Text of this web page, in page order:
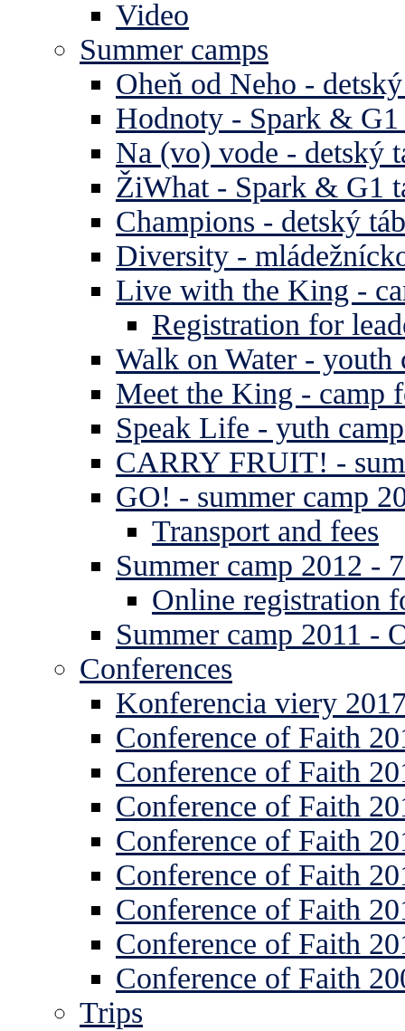
Video
Summer camps
Oheň od Neho -
Hodnoty - Spark & G1
Na (vo) vode - detský
ŽiWhat - Spark & G1
Champions - detský
Diversity -
Live with the King -
Registration for
Walk on Water - youth
Meet the King - camp
Speak Life - yuth
CARRY FRUIT! -
GO! - summer camp
Transport and fees
Summer camp 2012 -
Online registration
Summer camp 2011 -
Conferences
Konferencia viery
Conference of Faith
Conference of Faith
Conference of Faith
Conference of Faith
Conference of Faith
Conference of Faith
Conference of Faith
Conference of Faith
Trips